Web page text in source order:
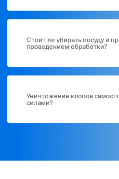
Стоит ли убирать посуду и
проведением обработки?
Уничтожение клопов
силами?